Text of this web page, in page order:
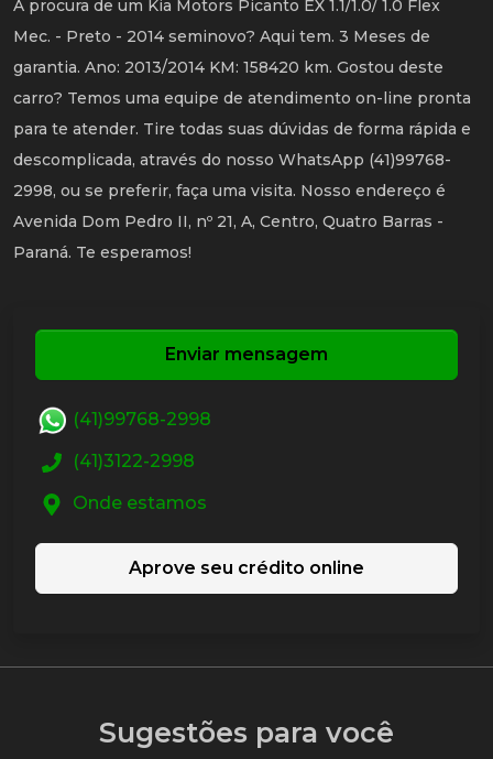
A procura de um Kia Motors Picanto EX 1.1/1.0/ 1.0 Flex
Mec. - Preto - 2014 seminovo? Aqui tem. 3 Meses de
garantia. Ano: 2013/2014 KM: 158420 km. Gostou deste
carro? Temos uma equipe de atendimento on-line pronta
para te atender. Tire todas suas dúvidas de forma rápida e
descomplicada, através do nosso WhatsApp (41)99768-
2998, ou se preferir, faça uma visita. Nosso endereço é
Avenida Dom Pedro II, nº 21, A, Centro, Quatro Barras -
Paraná. Te esperamos!
Enviar mensagem
(41)99768-2998
(41)3122-2998
Onde estamos
Aprove seu crédito online
Sugestões para você